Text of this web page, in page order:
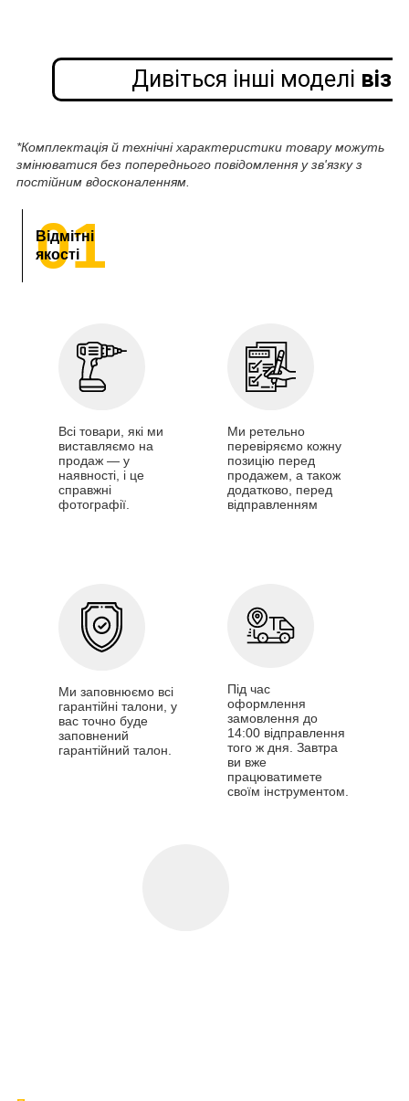
Дивіться інші моделі
*Комплектація й технічні характеристики товару можуть
змінюватися без попереднього повідомлення у зв'язку з
постійним вдосконаленням.
01
Відмітні
якості
Всі товари, які ми
виставляємо на
продаж — у
наявності, і це
справжні
фотографії.
Ми ретельно
перевіряємо кожну
позицію перед
продажем, а також
додатково, перед
відправленням
Ми заповнюємо всі
гарантійні талони, у
вас точно буде
заповнений
гарантійний талон.
Під час
оформлення
замовлення до
14:00 відправлення
того ж дня. Завтра
ви вже
працюватимете
своїм інструментом.